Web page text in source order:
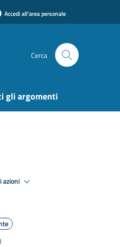
Accedi all'area personale
Cerca
gli argomenti
azioni